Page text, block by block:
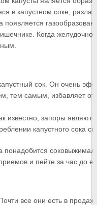
в капустном соке,
Когда желудочно-
сок. Он очень
тем самым, избавляет от
известно, запоры
капустного сока
понадобится
и пейте за час до
все они есть в